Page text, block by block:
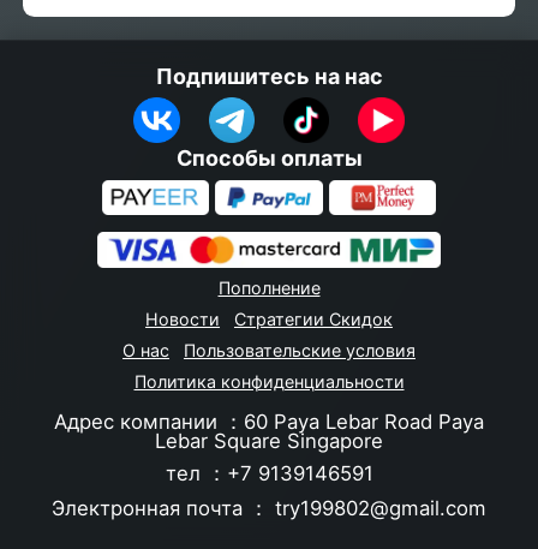
Подпишитесь на нас
Способы оплаты
Пополнение
Новости
Стратегии Скидок
О нас
Пользовательские условия
Политика конфиденциальности
Адрес компании ：60 Paya Lebar Road Paya
Lebar Square Singapore
тел ：+7 9139146591
Электронная почта ： try199802@gmail.com